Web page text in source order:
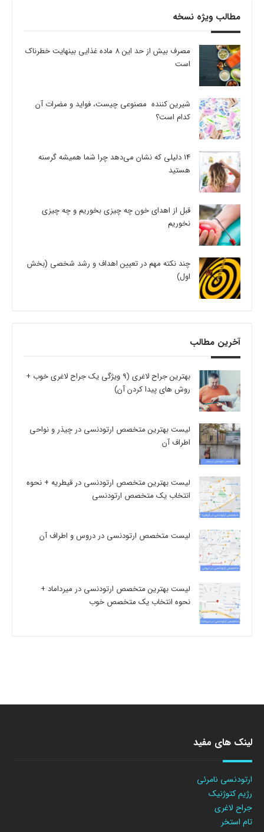
مطالب ویژه نسخه
مصرف بیش از حد این 8 ماده غذایی بینهایت خطرناک
است
شیرین کننده مصنوعی چیست، فواید و مضرات آن
کدام است؟
14 دلیلی که نشان می‌دهد چرا شما همیشه گرسنه
هستید
قبل از اهدای خون چه چیزی بخوریم و چه چیزی
نخوریم
چند نکته مهم در تعیین اهداف و رشد شخصی (بخش
اول)
آخرین مطالب
بهترین جراح لاغری (9 ویژگی یک جراح لاغری خوب +
روش های پیدا کردن آن)
لیست بهترین متخصص ارتودنسی در چیذر و نواحی
اطراف آن
لیست بهترین متخصص ارتودنسی در قیطریه + نحوه
انتخاب یک متخصص ارتودنسی
لیست متخصص ارتودنسی در دروس و اطراف آن
لیست بهترین متخصص ارتودنسی در میرداماد +
نحوه انتخاب یک متخصص خوب
لینک های مفید
ارتودنسی نامرئی
رژیم کتوژنیک
جراح لاغری
تام استخر